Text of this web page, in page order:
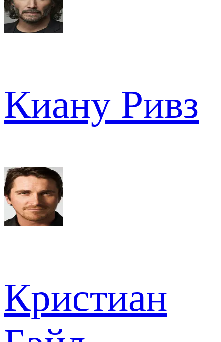
Киану Ривз
Кристиан